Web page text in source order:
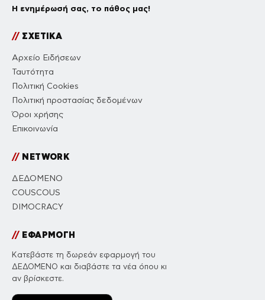
Η ενημέρωσή σας, το πάθος μας!
//ΣΧΕΤΙΚΑ
Αρχείο Ειδήσεων
Ταυτότητα
Πολιτική Cookies
Πολιτική προστασίας δεδομένων
Όροι χρήσης
Επικοινωνία
//NETWORK
ΔΕΔΟΜΕΝΟ
COUSCOUS
DIMOCRACY
//ΕΦΑΡΜΟΓΗ
Κατεβάστε τη δωρεάν εφαρμογή του
ΔΕΔΟΜΕΝΟ και διαβάστε τα νέα όπου κι
αν βρίσκεστε.